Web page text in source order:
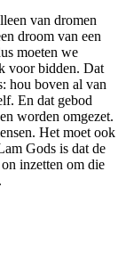
van dromen
droom van een
moeten we
voor bidden. Dat
hou boven al van
En dat gebod
worden omgezet.
Het moet ook
Gods is dat de
inzetten om die